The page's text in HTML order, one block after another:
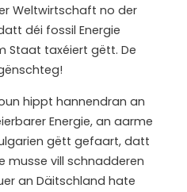
Weltwirtschaft no der
déi fossil Energie
Staat taxéiert gëtt. De
hippt hannendran an
Energie, an aarme
gëtt gefaart, datt
musse vill schnadderen
an Däitschland hate